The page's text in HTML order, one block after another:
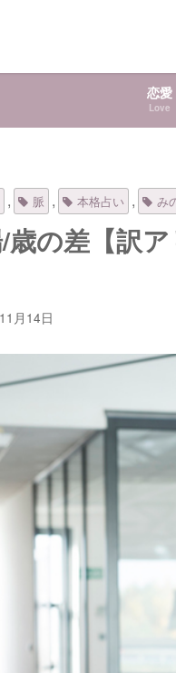
恋愛
Love
, 脈 , 本格占い , み
の差【訳
月14日